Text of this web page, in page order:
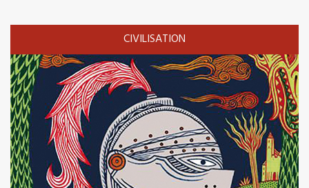
CIVILISATION